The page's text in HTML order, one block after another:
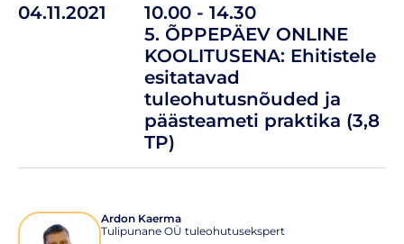
04.11.2021
10.00 - 14.30
5. ÕPPEPÄEV ONLINE
KOOLITUSENA: Ehitistele
esitatavad
tuleohutusnõuded ja
päästeameti praktika (3,8
TP)
Ardon Kaerma
Tulipunane OÜ tuleohutusekspert